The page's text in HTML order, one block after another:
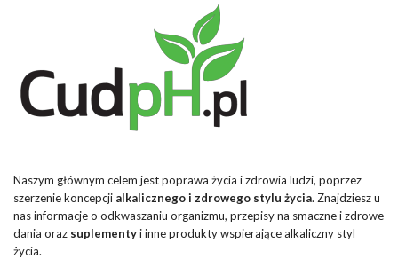
Naszym głównym celem jest poprawa życia i zdrowia ludzi, poprzez
szerzenie koncepcji alkalicznego i zdrowego stylu życia. Znajdziesz u
nas informacje o odkwaszaniu organizmu, przepisy na smaczne i zdrowe
dania oraz suplementyi inne produkty wspierające alkaliczny styl
życia.